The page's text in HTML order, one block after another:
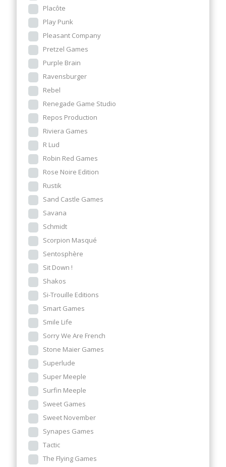
Placôte
Play Punk
Pleasant Company
Pretzel Games
Purple Brain
Ravensburger
Rebel
Renegade Game Studio
Repos Production
Riviera Games
R Lud
Robin Red Games
Rose Noire Edition
Rustik
Sand Castle Games
Savana
Schmidt
Scorpion Masqué
Sentosphère
Sit Down !
Shakos
Si-Trouille Editions
Smart Games
Smile Life
Sorry We Are French
Stone Maier Games
Superlude
Super Meeple
Surfin Meeple
Sweet Games
Sweet November
Synapes Games
Tactic
The Flying Games